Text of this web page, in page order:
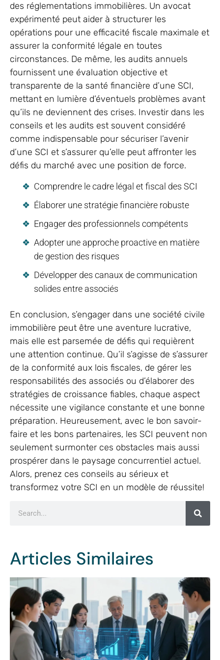
des réglementations immobilières. Un avocat
expérimenté peut aider à structurer les
opérations pour une efficacité fiscale maximale et
assurer la conformité légale en toutes
circonstances. De même, les audits annuels
fournissent une évaluation objective et
transparente de la santé financière d’une SCI,
mettant en lumière d’éventuels problèmes avant
qu’ils ne deviennent des crises. Investir dans les
conseils et les audits est souvent considéré
comme indispensable pour sécuriser l’avenir
d’une SCI et s’assurer qu’elle peut affronter les
défis du marché avec une position de force.
Comprendre le cadre légal et fiscal des SCI
Élaborer une stratégie financière robuste
Engager des professionnels compétents
Adopter une approche proactive en matière
de gestion des risques
Développer des canaux de communication
solides entre associés
En conclusion, s’engager dans une société civile
immobilière peut être une aventure lucrative,
mais elle est parsemée de défis qui requièrent
une attention continue. Qu’il s’agisse de s’assurer
de la conformité aux lois fiscales, de gérer les
responsabilités des associés ou d’élaborer des
stratégies de croissance fiables, chaque aspect
nécessite une vigilance constante et une bonne
préparation. Heureusement, avec le bon savoir-
faire et les bons partenaires, les SCI peuvent non
seulement surmonter ces obstacles mais aussi
prospérer dans le paysage concurrentiel actuel.
Alors, prenez ces conseils au sérieux et
transformez votre SCI en un modèle de réussite!
Articles Similaires